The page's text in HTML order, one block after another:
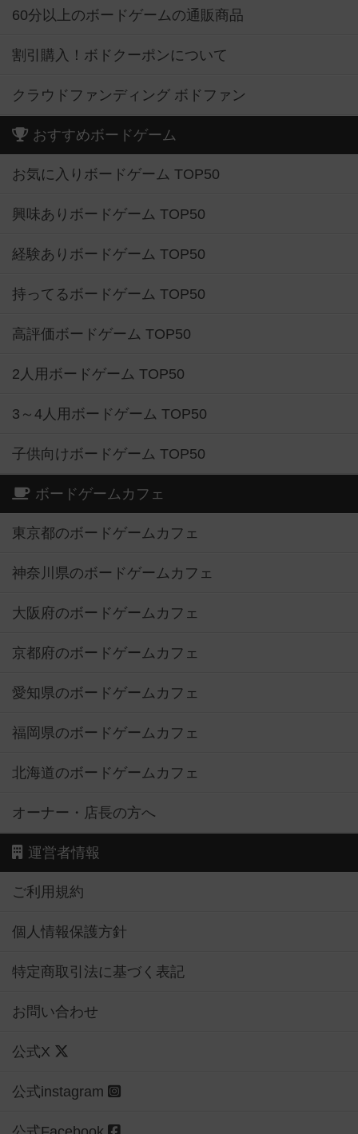
60分以上のボードゲームの通販商品
割引購入！ボドクーポンについて
クラウドファンディング ボドファン
おすすめボードゲーム
お気に入りボードゲーム TOP50
興味ありボードゲーム TOP50
経験ありボードゲーム TOP50
持ってるボードゲーム TOP50
高評価ボードゲーム TOP50
2人用ボードゲーム TOP50
3～4人用ボードゲーム TOP50
子供向けボードゲーム TOP50
ボードゲームカフェ
東京都のボードゲームカフェ
神奈川県のボードゲームカフェ
大阪府のボードゲームカフェ
京都府のボードゲームカフェ
愛知県のボードゲームカフェ
福岡県のボードゲームカフェ
北海道のボードゲームカフェ
オーナー・店長の方へ
運営者情報
ご利用規約
個人情報保護方針
特定商取引法に基づく表記
お問い合わせ
公式X
公式instagram